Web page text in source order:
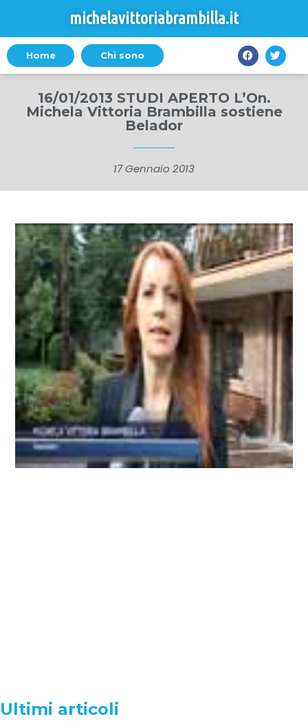
michelavittoriabrambilla.it
Home Chi sono
16/01/2013 STUDI APERTO L’On.
Michela Vittoria Brambilla sostiene
Belador
17 Gennaio 2013
Ultimi articoli